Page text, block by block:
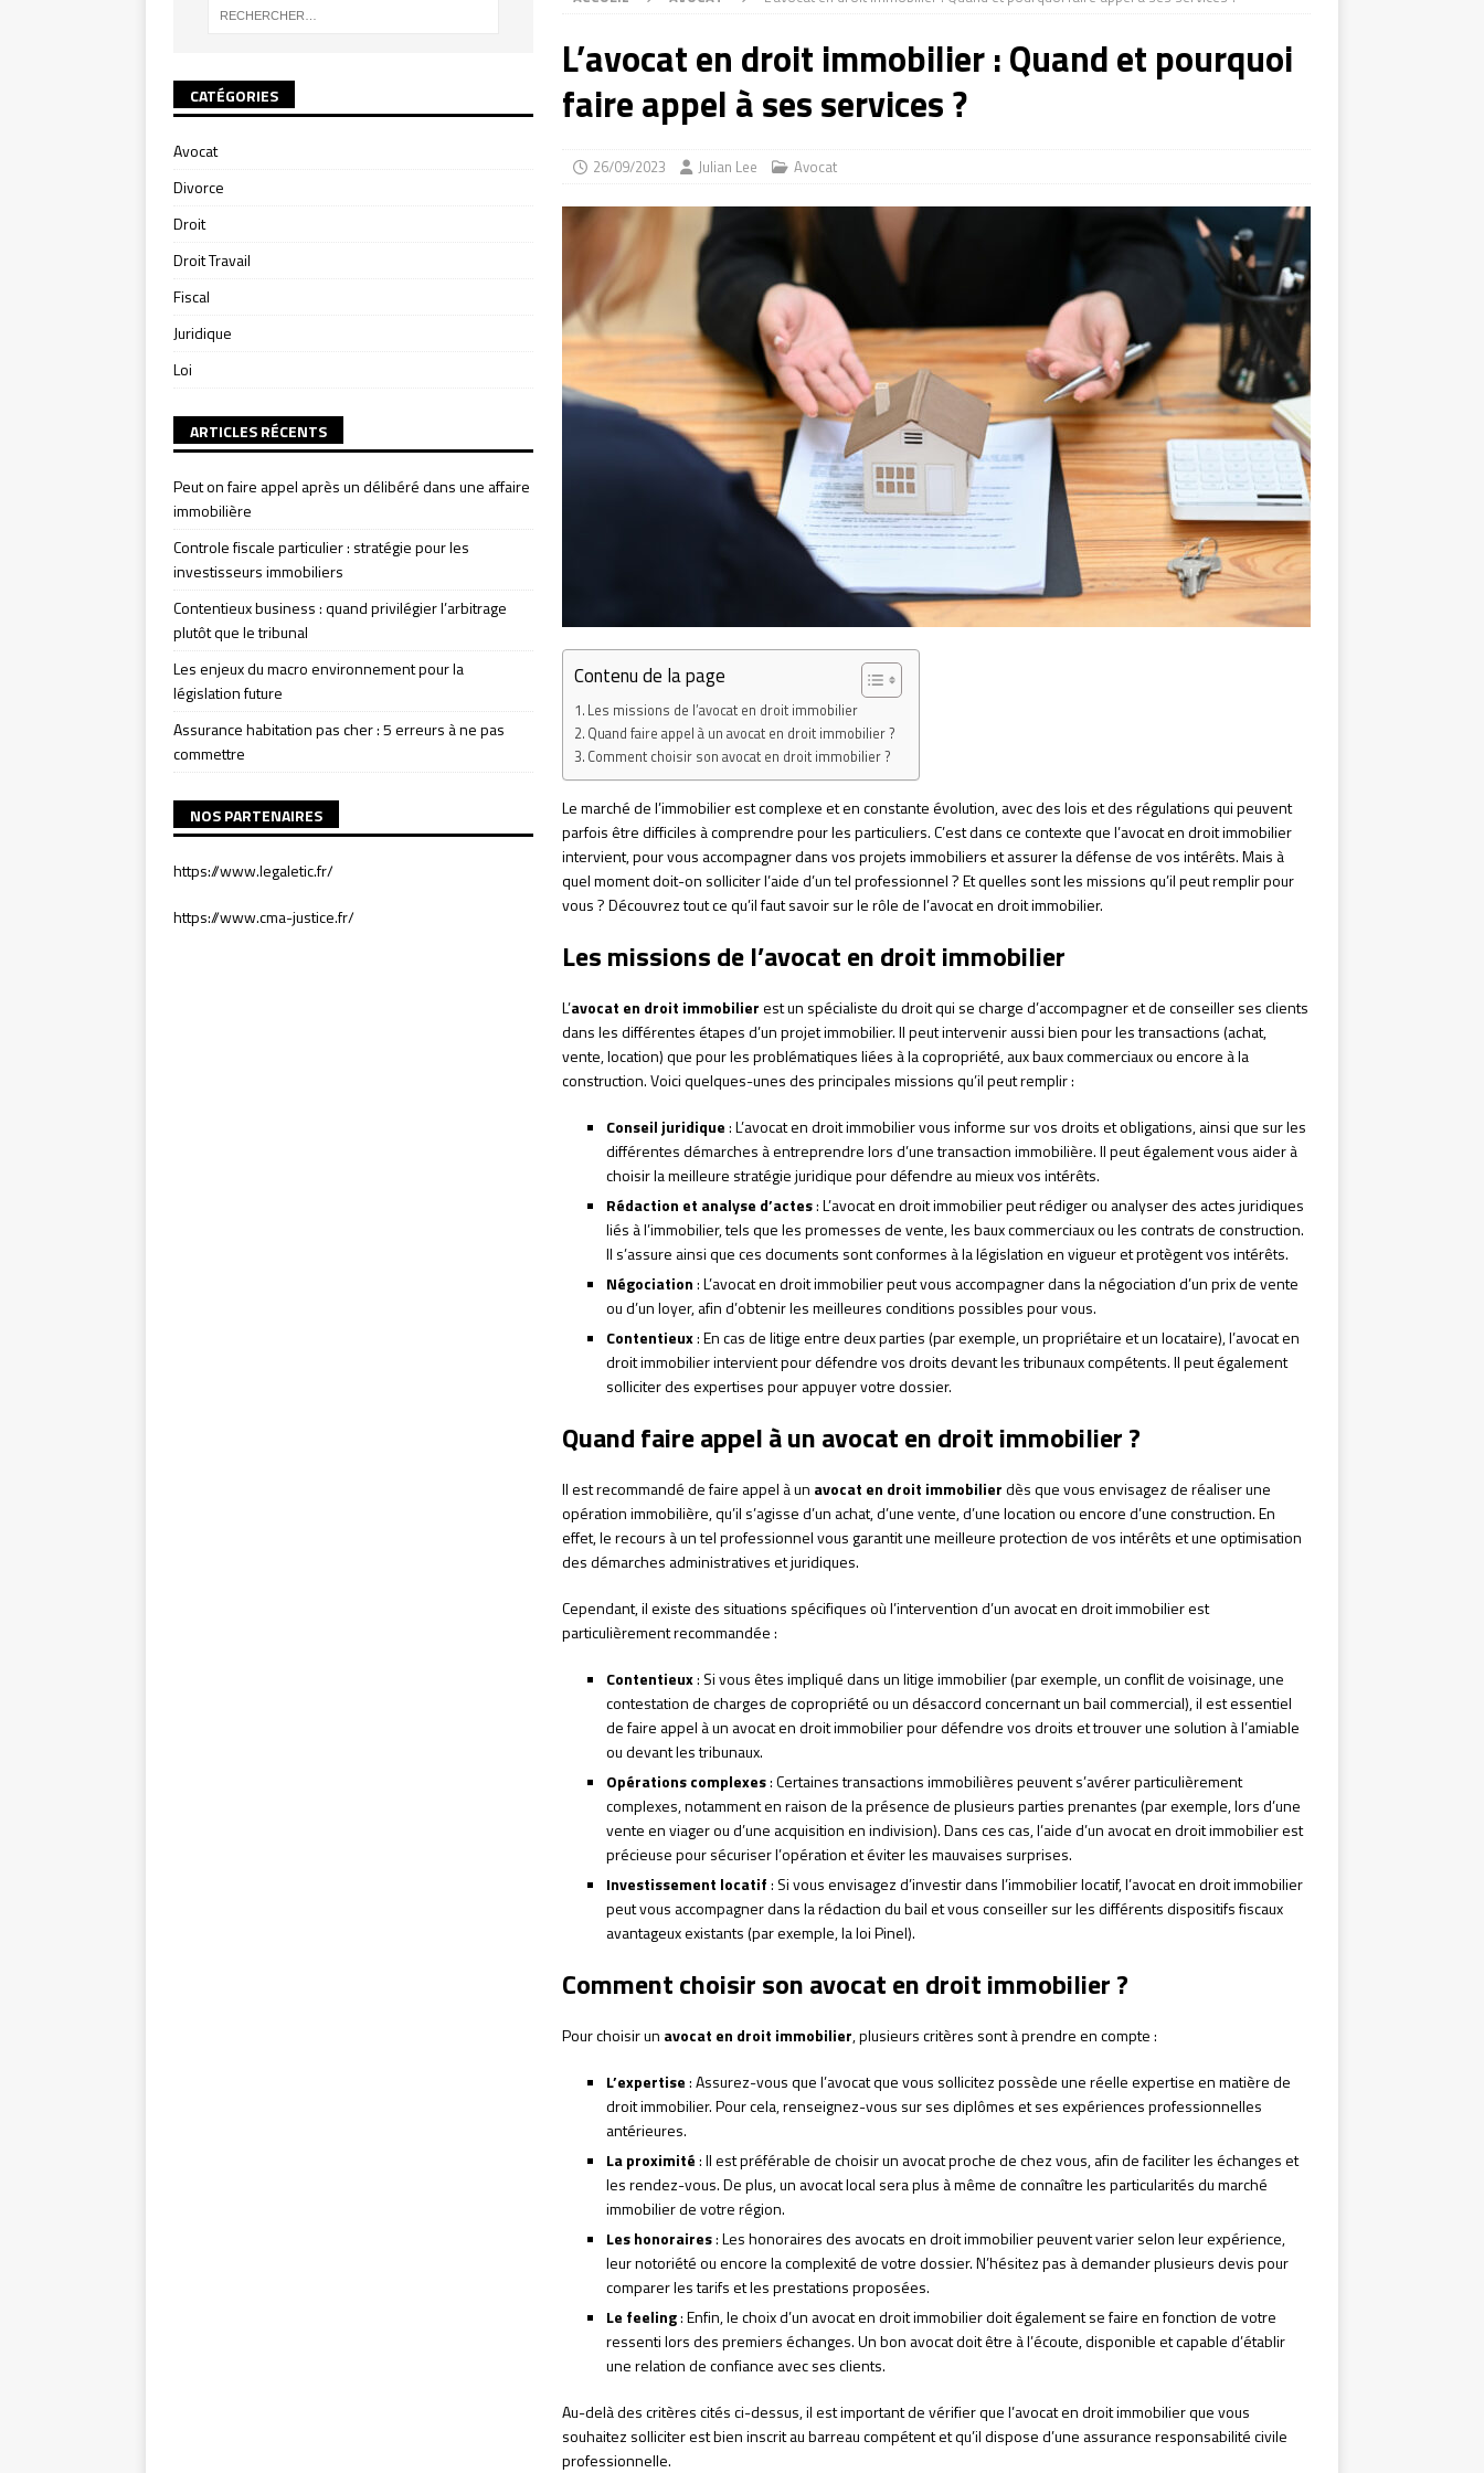
L’avocat en droit immobilier : Quand et pourquoi
faire appel à ses services ?
26/09/2023 Julian Lee Avocat
Contenu de la page
Les missions de l’avocat en droit immobilier
Quand faire appel à un avocat en droit immobilier ?
Comment choisir son avocat en droit immobilier ?
Le marché de l’immobilier est complexe et en constante évolution, avec des lois et des régulations qui peuvent
parfois être difficiles à comprendre pour les particuliers. C’est dans ce contexte que l’avocat en droit immobilier
intervient, pour vous accompagner dans vos projets immobiliers et assurer la défense de vos intérêts. Mais à
quel moment doit-on solliciter l’aide d’un tel professionnel ? Et quelles sont les missions qu’il peut remplir pour
vous ? Découvrez tout ce qu’il faut savoir sur le rôle de l’avocat en droit immobilier.
Les missions de l’avocat en droit immobilier
L’avocat en droit immobilierest un spécialiste du droit qui se charge d’accompagner et de conseiller ses clients
dans les différentes étapes d’un projet immobilier. Il peut intervenir aussi bien pour les transactions (achat,
vente, location) que pour les problématiques liées à la copropriété, aux baux commerciaux ou encore à la
construction. Voici quelques-unes des principales missions qu’il peut remplir :
Conseil juridique: L’avocat en droit immobilier vous informe sur vos droits et obligations, ainsi que sur les
différentes démarches à entreprendre lors d’une transaction immobilière. Il peut également vous aider à
choisir la meilleure stratégie juridique pour défendre au mieux vos intérêts.
Rédaction et analyse d’actes: L’avocat en droit immobilier peut rédiger ou analyser des actes juridiques
liés à l’immobilier, tels que les promesses de vente, les baux commerciaux ou les contrats de construction.
Il s’assure ainsi que ces documents sont conformes à la législation en vigueur et protègent vos intérêts.
Négociation: L’avocat en droit immobilier peut vous accompagner dans la négociation d’un prix de vente
ou d’un loyer, afin d’obtenir les meilleures conditions possibles pour vous.
Contentieux: En cas de litige entre deux parties (par exemple, un propriétaire et un locataire), l’avocat en
droit immobilier intervient pour défendre vos droits devant les tribunaux compétents. Il peut également
solliciter des expertises pour appuyer votre dossier.
Quand faire appel à un avocat en droit immobilier ?
Il est recommandé de faire appel à un avocat en droit immobilierdès que vous envisagez de réaliser une
opération immobilière, qu’il s’agisse d’un achat, d’une vente, d’une location ou encore d’une construction. En
effet, le recours à un tel professionnel vous garantit une meilleure protection de vos intérêts et une optimisation
des démarches administratives et juridiques.
Cependant, il existe des situations spécifiques où l’intervention d’un avocat en droit immobilier est
particulièrement recommandée :
Contentieux: Si vous êtes impliqué dans un litige immobilier (par exemple, un conflit de voisinage, une
contestation de charges de copropriété ou un désaccord concernant un bail commercial), il est essentiel
de faire appel à un avocat en droit immobilier pour défendre vos droits et trouver une solution à l’amiable
ou devant les tribunaux.
Opérations complexes: Certaines transactions immobilières peuvent s’avérer particulièrement
complexes, notamment en raison de la présence de plusieurs parties prenantes (par exemple, lors d’une
vente en viager ou d’une acquisition en indivision). Dans ces cas, l’aide d’un avocat en droit immobilier est
précieuse pour sécuriser l’opération et éviter les mauvaises surprises.
Investissement locatif: Si vous envisagez d’investir dans l’immobilier locatif, l’avocat en droit immobilier
peut vous accompagner dans la rédaction du bail et vous conseiller sur les différents dispositifs fiscaux
avantageux existants (par exemple, la loi Pinel).
Comment choisir son avocat en droit immobilier ?
Pour choisir un avocat en droit immobilier, plusieurs critères sont à prendre en compte :
L’expertise: Assurez-vous que l’avocat que vous sollicitez possède une réelle expertise en matière de
droit immobilier. Pour cela, renseignez-vous sur ses diplômes et ses expériences professionnelles
antérieures.
La proximité: Il est préférable de choisir un avocat proche de chez vous, afin de faciliter les échanges et
les rendez-vous. De plus, un avocat local sera plus à même de connaître les particularités du marché
immobilier de votre région.
Les honoraires: Les honoraires des avocats en droit immobilier peuvent varier selon leur expérience,
leur notoriété ou encore la complexité de votre dossier. N’hésitez pas à demander plusieurs devis pour
comparer les tarifs et les prestations proposées.
Le feeling: Enfin, le choix d’un avocat en droit immobilier doit également se faire en fonction de votre
ressenti lors des premiers échanges. Un bon avocat doit être à l’écoute, disponible et capable d’établir
une relation de confiance avec ses clients.
Au-delà des critères cités ci-dessus, il est important de vérifier que l’avocat en droit immobilier que vous
souhaitez solliciter est bien inscrit au barreau compétent et qu’il dispose d’une assurance responsabilité civile
professionnelle.
CATÉGORIES
Avocat
Divorce
Droit
Droit Travail
Fiscal
Juridique
Loi
ARTICLES RÉCENTS
Peut on faire appel après un délibéré dans une affaire
immobilière
Controle fiscale particulier : stratégie pour les
investisseurs immobiliers
Contentieux business : quand privilégier l’arbitrage
plutôt que le tribunal
Les enjeux du macro environnement pour la
législation future
Assurance habitation pas cher : 5 erreurs à ne pas
commettre
NOS PARTENAIRES
https://www.legaletic.fr/
https://www.cma-justice.fr/